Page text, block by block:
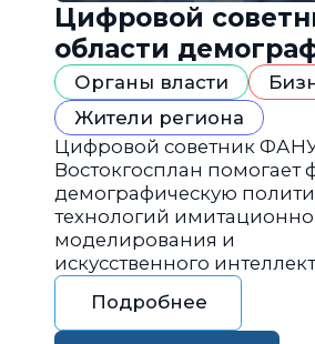
Цифровой
области
политики
Органы власти
Жители региона
Цифровой советник
Востокгосплан помогает
демографическую
технологий
моделирования и
искусственного
Подробнее